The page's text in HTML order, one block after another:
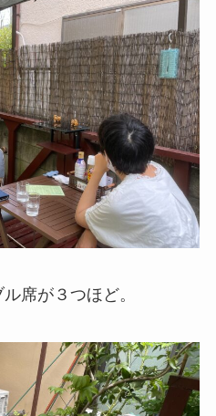
席が３つほど。